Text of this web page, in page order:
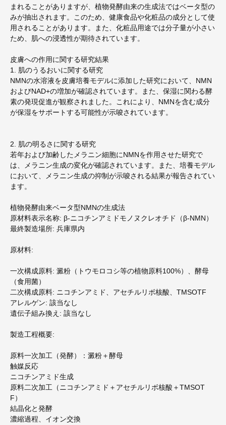
まれることがありますが、植物発酵由来の生成法ではベータ型の
みが抽出されます。このため、健康食品や化粧品の成分として使
用されることがあります。また、化粧品用途では分子量が小さい
ため、肌への浸透性が期待されています。
皮膚への作用に関する研究結果
1. 肌のうるおいに関する研究
NMNの水溶液を皮膚培養モデルに添加した研究において、NMN
およびNAD+の増加が確認されています。また、保湿に関わる酵
素の発現促進が観察されました。これにより、NMNを含む成分
が保湿をサポートする可能性が示唆されています。
2. 肌の明るさに関する研究
若年および加齢したメラニン細胞にNMNを作用させた研究で
は、メラニン生成の変化が確認されています。また、培養モデル
において、メラニン生成の抑制が示唆される結果が報告されてい
ます。
植物発酵由来ベータ型NMNの生成法
原材料表示名称: β-ニコチンアミドモノヌクレオチド（β-NMN）
最終製造場所: 兵庫県内
原材料:
一次構成原料: 澱粉（トウモロコシ等の植物原料100%）、酵母
（食用菌）
二次構成原料: ニコチンアミド、アセチルリボ核酸、TMSOTF
アレルゲン: 該当なし
遺伝子組み換え: 該当なし
製造工程概要:
原料一次加工（発酵）：澱粉＋酵母
触媒反応
ニコチンアミド生成
原料二次加工（ニコチンアミド＋アセチルリボ核酸＋TMSOT
F）
結晶化と発酵
濃縮過程、イオン交換